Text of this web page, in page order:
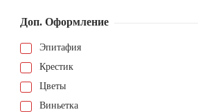
Доп. Оформление
Эпитафия
Крестик
Цветы
Виньетка